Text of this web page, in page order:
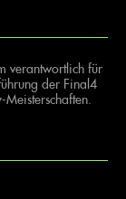
verantwortlich für
der Final4
Meisterschaften.